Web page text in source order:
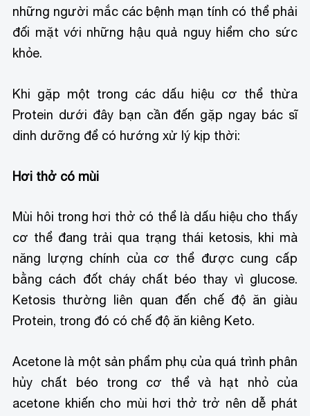
những người mắc các bệnh mạn tính có thể phải
đối mặt với những hậu quả nguy hiểm cho sức
khỏe.
Khi gặp một trong các dấu hiệu cơ thể thừa
Protein dưới đây bạn cần đến gặp ngay bác sĩ
dinh dưỡng để có hướng xử lý kịp thời:
Hơi thở có mùi
Mùi hôi trong hơi thở có thể là dấu hiệu cho thấy
cơ thể đang trải qua trạng thái ketosis, khi mà
năng lượng chính của cơ thể được cung cấp
bằng cách đốt cháy chất béo thay vì glucose.
Ketosis thường liên quan đến chế độ ăn giàu
Protein, trong đó có chế độ ăn kiêng Keto.
Acetone là một sản phẩm phụ của quá trình phân
hủy chất béo trong cơ thể và hạt nhỏ của
acetone khiến cho mùi hơi thở trở nên dễ phát